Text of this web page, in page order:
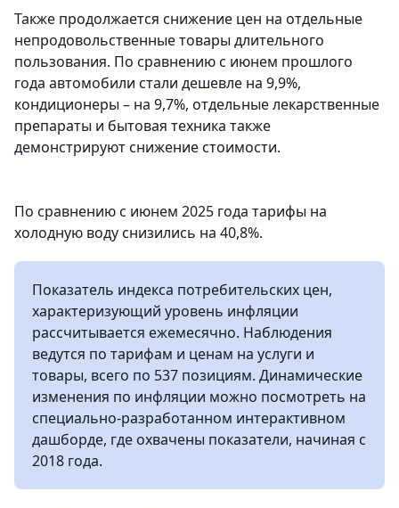
Также продолжается снижение цен на отдельные
непродовольственные товары длительного
пользования. По сравнению с июнем прошлого
года автомобили стали дешевле на 9,9%,
кондиционеры – на 9,7%, отдельные лекарственные
препараты и бытовая техника также
демонстрируют снижение стоимости.
По сравнению с июнем 2025 года тарифы на
холодную воду снизились на 40,8%.
Показатель индекса потребительских цен,
характеризующий уровень инфляции
рассчитывается ежемесячно. Наблюдения
ведутся по тарифам и ценам на услуги и
товары, всего по 537 позициям. Динамические
изменения по инфляции можно посмотреть на
специально-разработанном интерактивном
дашборде, где охвачены показатели, начиная с
2018 года.